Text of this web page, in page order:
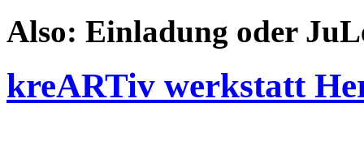
Also: Einladung oder
kreARTiv werkstatt